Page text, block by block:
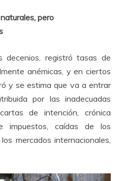
pero
decenios, registró tasas de
anémicas, y en ciertos
y se estima que va a entrar
por las inadecuadas
de intención, crónica
impuestos, caídas de los
mercados internacionales,